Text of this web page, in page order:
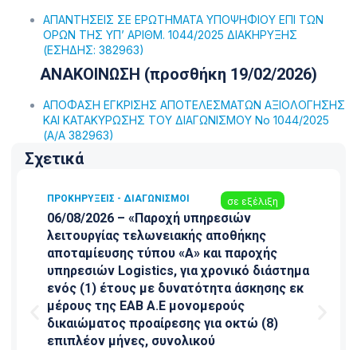
ΑΠΑΝΤΗΣΕΙΣ ΣΕ ΕΡΩΤΗΜΑΤΑ ΥΠΟΨΗΦΙΟΥ ΕΠΙ ΤΩΝ
ΟΡΩΝ ΤΗΣ ΥΠ’ ΑΡΙΘΜ. 1044/2025 ΔΙΑΚΗΡΥΞΗΣ
(ΕΣΗΔΗΣ: 382963)
ΑΝΑΚΟΙΝΩΣΗ (προσθήκη 19/02/2026)
ΑΠΟΦΑΣΗ ΕΓΚΡΙΣΗΣ ΑΠΟΤΕΛΕΣΜΑΤΩΝ ΑΞΙΟΛΟΓΗΣΗΣ
ΚΑΙ ΚΑΤΑΚΥΡΩΣΗΣ ΤΟΥ ΔΙΑΓΩΝΙΣΜΟΥ Νο 1044/2025
(Α/Α 382963)
Σχετικά
ΠΡΟΚΗΡΎΞΕΙΣ - ΔΙΑΓΩΝΙΣΜΟΊ σε εξέλιξη
06/08/2026 – «Παροχή υπηρεσιών
λειτουργίας τελωνειακής αποθήκης
αποταμίευσης τύπου «Α» και παροχής
υπηρεσιών Logistics, για χρονικό διάστημα
ενός (1) έτους με δυνατότητα άσκησης εκ
μέρους της ΕΑΒ Α.Ε μονομερούς
δικαιώματος προαίρεσης για οκτώ (8)
επιπλέον μήνες, συνολικού